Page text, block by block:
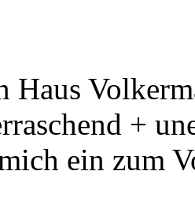
Haus
+
ein zum